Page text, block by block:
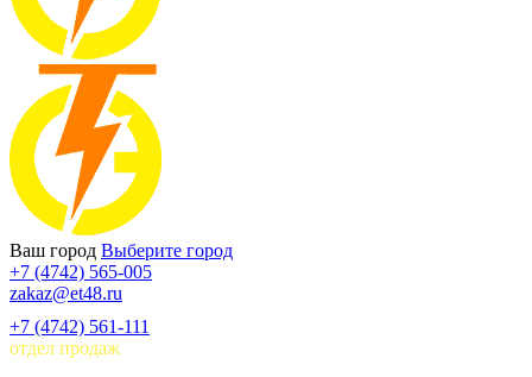
Ваш город Выберите город
+7 (4742) 565-005
zakaz@et48.ru
+7 (4742) 561-111
отдел продаж